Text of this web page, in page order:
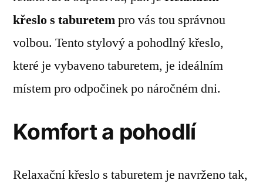
křeslo s taburetempro vás tou správnou
volbou. Tento stylový a pohodlný křeslo,
které je vybaveno taburetem, je ideálním
místem pro odpočinek po náročném dni.
Komfort a pohodlí
Relaxační křeslo s taburetem je navrženo tak,